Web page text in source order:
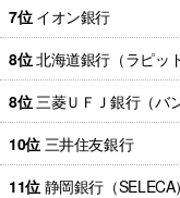
7位 イオン銀行
8位北海道銀行（ラピッド
8位 三菱ＵＦＪ銀行（バ
10位 三井住友銀行
11位 静岡銀行（SELECA）